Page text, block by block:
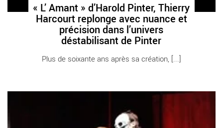
« L’ Amant » d’Harold Pinter, Thierry
Harcourt replonge avec nuance et
précision dans l’univers
déstabilisant de Pinter
Plus de soixante ans après sa création, [...]